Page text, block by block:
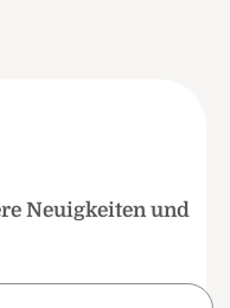
Neuigkeiten und